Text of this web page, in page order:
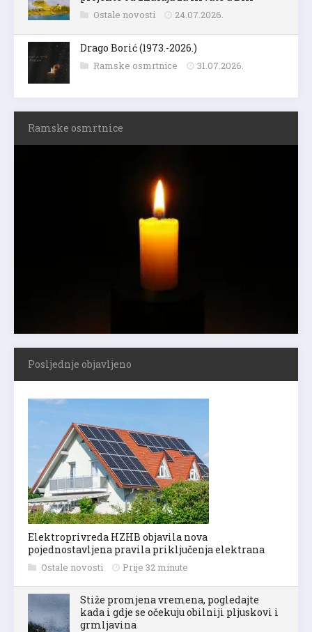
Ostale novosti 24.07.2026.
Drago Borić (1973.-2026.)
Ramske osmrtnice 31.07.2026.
Ramske osmrtnice
Posljednje objavljeno
Elektroprivreda HZHB objavila nova
pojednostavljena pravila priključenja elektrana
Ostale novosti Prije 32 minute
Stiže promjena vremena, pogledajte
kada i gdje se očekuju obilniji pljuskovi i
grmljavina